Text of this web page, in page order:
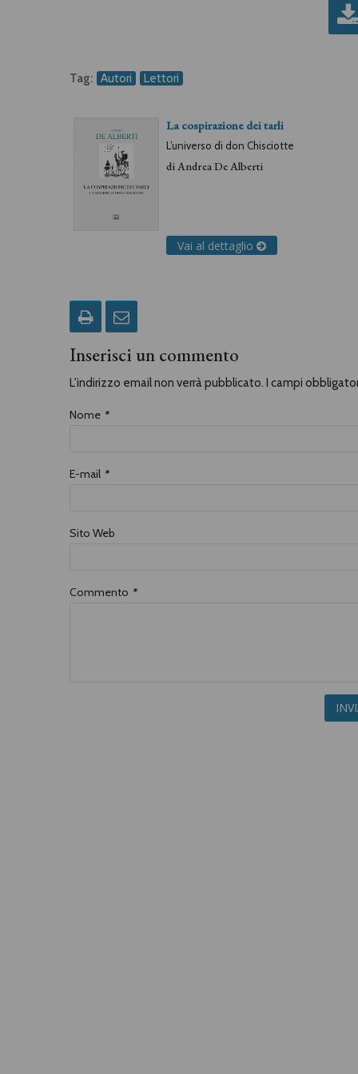
Tag: Autori Lettori
La cospirazione dei tarli
L’universo di don Chisciotte
diAndrea De Alberti
Vai al dettaglio
Inserisci un commento
L'indirizzo email non verrà pubblicato. I campi
Nome *
E-mail *
Sito Web
Commento *